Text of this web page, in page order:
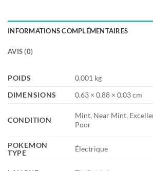
INFORMATIONS COMPLÉMENTAIRES
AVIS (0)
POIDS
0.001 kg
DIMENSIONS
0.63 × 0.88 × 0.03 cm
CONDITION
Mint, Near Mint,
Poor
POKEMON
TYPE
Électrique